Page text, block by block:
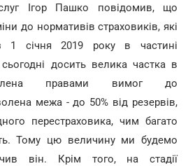
Ігор Пашко повідомив, що
до нормативів страховиків, які
1 січня 2019 року в частині
досить велика частка в
правами вимог до
межа - до 50% від резервів,
перестраховика, чим багато
Тому цю величину ми будемо
він. Крім того, на стадії